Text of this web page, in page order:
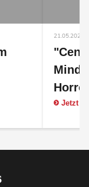
21.05.2021
Jetzt